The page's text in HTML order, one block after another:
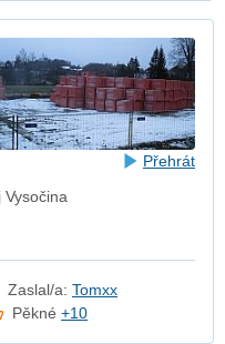
Přehrát
Zaslal/a: Tomxx
Pěkné+10